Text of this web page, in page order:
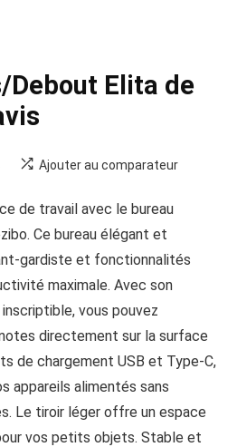
Debout Elita de
Ajouter au comparateur
de travail avec le bureau
Ce bureau élégant et
gardiste et fonctionnalités
maximale. Avec son
vous pouvez
directement sur la surface
de chargement USB et Type-C,
appareils alimentés sans
Le tiroir léger offre un espace
vos petits objets. Stable et